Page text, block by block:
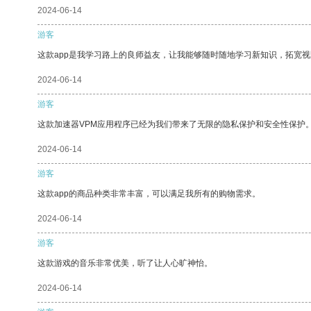
2024-06-14
游客
这款app是我学习路上的良师益友，让我能够随时随地学习新知识，拓宽
2024-06-14
游客
这款加速器VPM应用程序已经为我们带来了无限的隐私保护和安全性保护
2024-06-14
游客
这款app的商品种类非常丰富，可以满足我所有的购物需求。
2024-06-14
游客
这款游戏的音乐非常优美，听了让人心旷神怡。
2024-06-14